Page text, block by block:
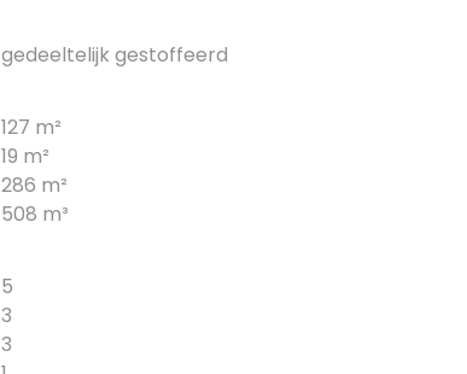
gedeeltelijk gestoffeerd
127 m²
19 m²
286 m²
508 m³
5
3
3